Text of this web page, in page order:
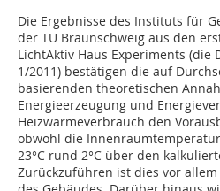
Die Ergebnisse des Instituts für
der TU Braunschweig aus den
LichtAktiv Haus Experiments (die
1/2011) bestätigen die auf
basierenden theoretischen
Energieerzeugung und
Heizwärmeverbrauch den
obwohl die
23°C rund 2°C über den
Zurückzuführen ist dies vor